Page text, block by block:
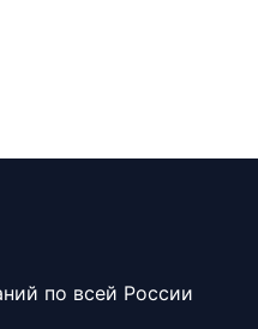
по всей России